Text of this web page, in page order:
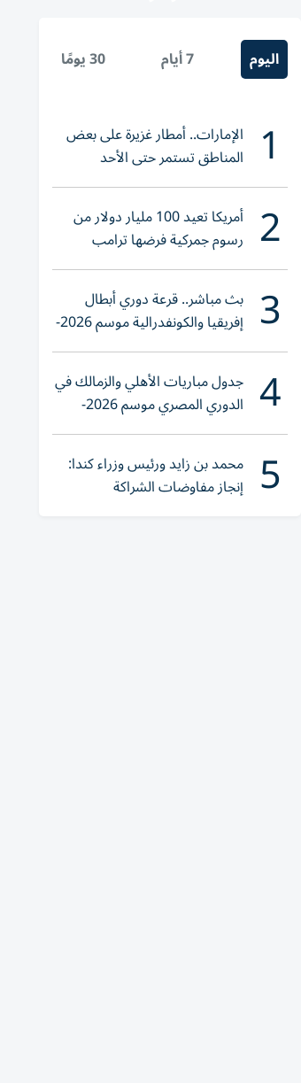
اليوم 7 أيام 30 يومًا
1 الإمارات.. أمطار غزيرة على بعض
المناطق تستمر حتى الأحد
2 أمريكا تعيد 100 مليار دولار من
رسوم جمركية فرضها ترامب
3 بث مباشر.. قرعة دوري أبطال
إفريقيا والكونفدرالية موسم 2026-
2027
4 جدول مباريات الأهلي والزمالك في
الدوري المصري موسم 2026-
2027
5 محمد بن زايد ورئيس وزراء كندا:
إنجاز مفاوضات الشراكة